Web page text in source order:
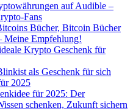
auf Audible –
Fans
Bücher, Bitcoin Bücher
Meine Empfehlung!
Krypto Geschenk für
als Geschenk für sich
2025
für 2025: Der
schenken, Zukunft sichern